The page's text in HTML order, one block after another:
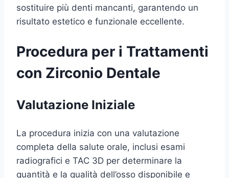
sostituire più denti mancanti, garantendo un
risultato estetico e funzionale eccellente.
Procedura per i Trattamenti
con Zirconio Dentale
Valutazione Iniziale
La procedura inizia con una valutazione
completa della salute orale, inclusi esami
radiografici e TAC 3D per determinare la
quantità e la qualità dell’osso disponibile e